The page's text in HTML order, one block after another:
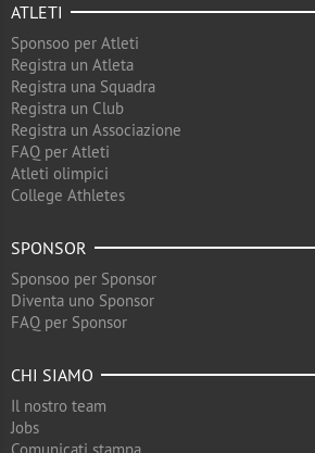
ATLETI
Sponsoo per Atleti
Registra un Atleta
Registra una Squadra
Registra un Club
Registra un Associazione
FAQ per Atleti
Atleti olimpici
College Athletes
SPONSOR
Sponsoo per Sponsor
Diventa uno Sponsor
FAQ per Sponsor
CHI SIAMO
Il nostro team
Jobs